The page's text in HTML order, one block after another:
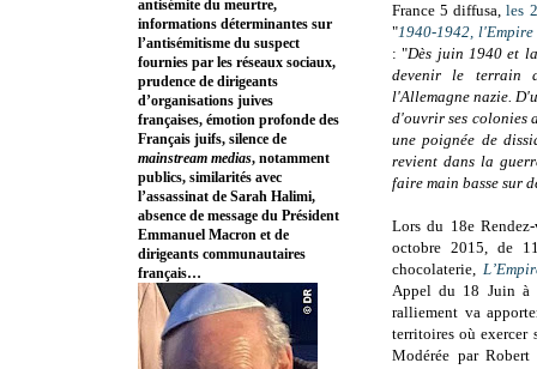
France 5 diffusa,les
"1940-1942,
:"Dès juin 1940 et
devenir le terrain
l'Allemagne nazie.
d'ouvrir ses colonies
une poignée de
revient dans la
faire main basse sur
Lors du 18e
octobre 2015, de
chocolaterie,
Appel du 18 Juin à
ralliement va
territoires où exercer
Modérée par
antisémite du meurtre,
informations déterminantes sur
l’antisémitisme du suspect
fournies par les réseaux sociaux,
prudence de dirigeants
d’organisations juives
françaises, émotion profonde des
Français juifs, silence de
mainstream medias, notamment
publics, similarités avec
l’assassinat de Sarah Halimi,
absence de message du Président
Emmanuel Macron et de
dirigeants communautaires
français…